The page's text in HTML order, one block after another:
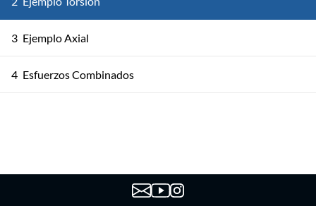
3 Ejemplo Axial
4 Esfuerzos Combinados